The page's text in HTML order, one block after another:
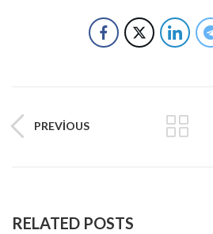
PREVIOUS
RELATED POSTS